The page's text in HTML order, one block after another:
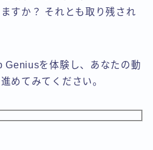
すか？ それとも取り残され
を体験し、あなたの動
めてみてください。